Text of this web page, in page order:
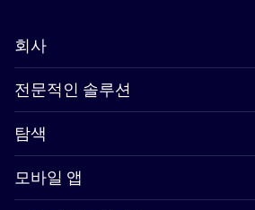
회사
전문적인 솔루션
탐색
모바일 앱